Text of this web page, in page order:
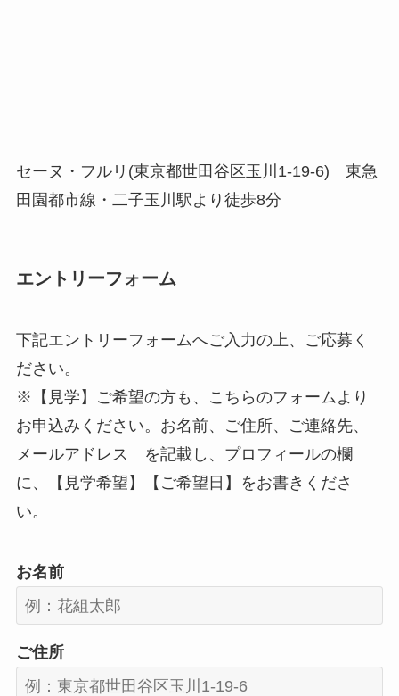
セーヌ・フルリ(東京都世田谷区玉川1-19-6) 東急
田園都市線・二子玉川駅より徒歩8分
エントリーフォーム
下記エントリーフォームへご入力の上、ご応募く
ださい。
※【見学】ご希望の方も、こちらのフォームより
お申込みください。お名前、ご住所、ご連絡先、
メールアドレス を記載し、プロフィールの欄
に、【見学希望】【ご希望日】をお書きくださ
い。
お名前
ご住所